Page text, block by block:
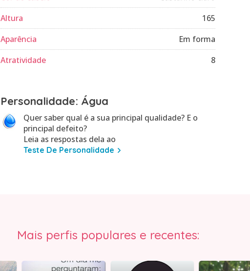
Altura
165
Aparência
Em forma
Atratividade
8
Personalidade: Água
Quer saber qual é a sua principal qualidade? E o
principal defeito?
Leia as respostas dela ao
Teste De Personalidade
Mais perfis populares e recentes: